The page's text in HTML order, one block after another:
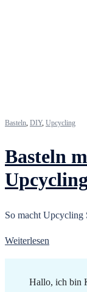
Basteln, DIY, Upcycling
Basteln
So macht Upcycling
Weiterlesen
Hallo, ich bin